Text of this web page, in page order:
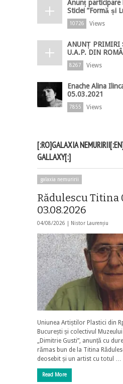
Anunț participare
Sticlei ”Formă și
10726 Views
ANUNȚ PRIMIRI
U.A.P. DIN
8267 Views
Enache Alina
05.03.2021
7855 Views
[:RO]GALAXIA
GALLAXY[:]
galaxia nemuririi
Rădulescu Titina
03.08.2026
04/08/2026 | Nistor Laurențiu
Uniunea Artiștilor Plastici din
București și colectivul
„Dimitrie Gusti”, anunță cu
rămas bun de la Titina
deosebit și un artist cu totul …
Read More